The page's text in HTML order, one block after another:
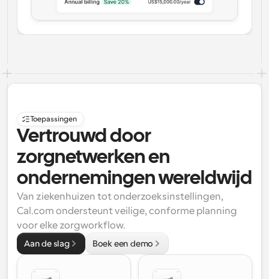
Toepassingen
Vertrouwd door
zorgnetwerken en
ondernemingen wereldwijd
Van ziekenhuizen tot onderzoeksinstellingen,
Cal.com ondersteunt veilige, conforme planning
voor elke zorgworkflow.
Aan de slag Boek een demo